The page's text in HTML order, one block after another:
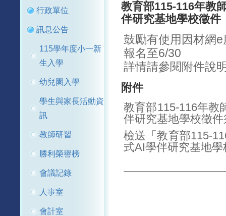
行政單位
訊息公告
115學年度小一新
生入學
幼兒園入學
學生與家長活動資
訊
教師研習
勝利榮譽榜
會議記錄
人事室
會計室
教育部115-116年教
伴研究基地學校徵件
鼓勵有使用因材網
報名至6/30
詳情請參閱附件說
附件
教育部115-116年教
伴研究基地學校徵
檢送「教育部115-
式AI學伴研究基地